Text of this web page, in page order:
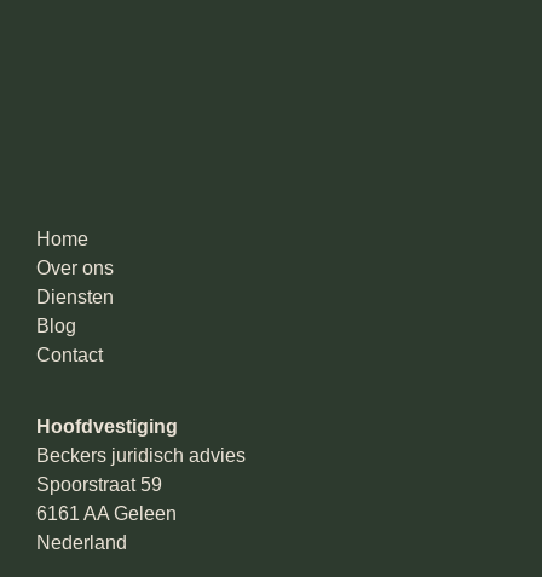
Home
Over ons
Diensten
Blog
Contact
Hoofdvestiging
Beckers juridisch advies
Spoorstraat 59
6161 AA Geleen
Nederland